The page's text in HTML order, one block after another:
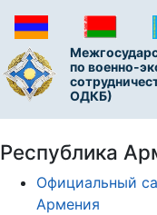
по военно-
ОДКБ)
Республика
Официальный
Армения